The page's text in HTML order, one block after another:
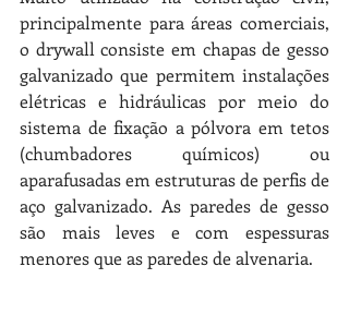
principalmente para áreas comerciais,
o drywall consiste em chapas de gesso
galvanizado que permitem instalações
elétricas e hidráulicas por meio do
sistema de fixação a pólvora em tetos
(chumbadores químicos) ou
aparafusadas em estruturas de perfis de
aço galvanizado. As paredes de gesso
são mais leves e com espessuras
menores que as paredes de alvenaria.